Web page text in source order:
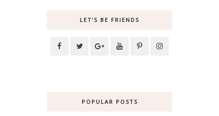
LET’S BE FRIENDS
POPULAR POSTS